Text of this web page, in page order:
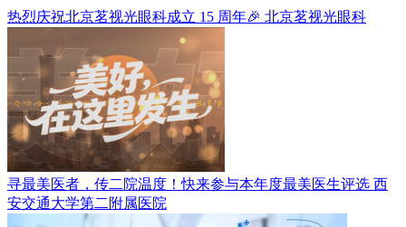
热烈庆祝北京茗视光眼科成立 15 周年🎉 北京茗视光眼科
寻最美医者，传二院温度！快来参与本年度最美医生评选 西
安交通大学第二附属医院